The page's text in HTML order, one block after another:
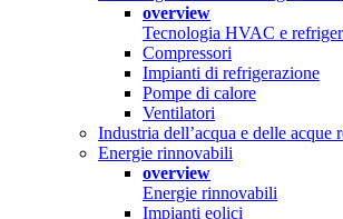
overview
Tecnologia HVAC e
Compressori
Impianti di refrigerazione
Pompe di calore
Ventilatori
Industria dell’acqua e delle acque
Energie rinnovabili
overview
Energie rinnovabili
Impianti eolici